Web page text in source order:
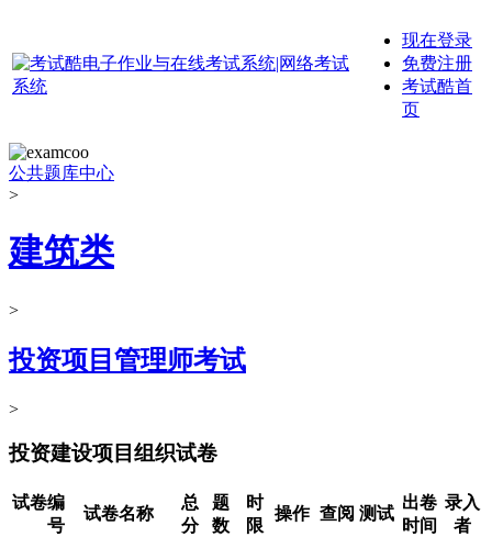
现在登录
免费注册
考试酷首
页
公共题库中心
>
建筑类
>
投资项目管理师考试
>
投资建设项目组织试卷
试卷编
号
试卷名称
总
分
题
数
时
限
操作 查阅 测试
出卷
时间
录入
者